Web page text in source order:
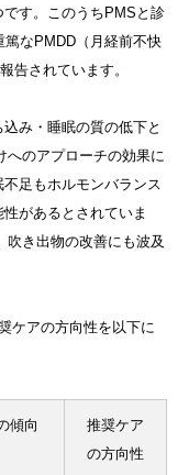
す。このうちPMSと診
なPMDD（月経前不快
告されています。
み・睡眠の質の低下と
へのアプローチの効果に
足もホルモンバランス
があるとされていま
き出物の改善にも波及
ケアの方向性を以下に
傾向
推奨ケア
の方向性